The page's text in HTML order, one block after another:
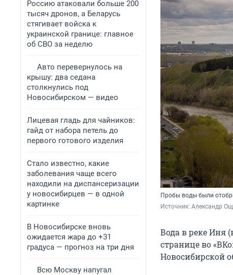
Россию атаковали больше 200
тысяч дронов, а Беларусь
стягивает войска к
украинской границе: главное
об СВО за неделю
Авто перевернулось на
крышу: два седана
столкнулись под
Новосибирском — видео
Лицевая гладь для чайников:
гайд от набора петель до
первого готового изделия
Стало известно, какие
заболевания чаще всего
находили на диспансеризации
у новосибирцев — в одной
картинке
В Новосибирске вновь
ожидается жара до +31
градуса — прогноз на три дня
Всю Москву напугал
Пробы воды были
Источник: Александр
Вода в реке Иня
странице во
Новосибирской